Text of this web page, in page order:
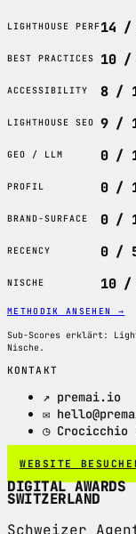
LIGHTHOUSE PERF14 /
BEST PRACTICES 10 /
ACCESSIBILITY 8 /
LIGHTHOUSE SEO 9 /
GEO / LLM 0 /
PROFIL 0 /
BRAND-SURFACE 0 /
RECENCY 0 /
NISCHE 10 /
METHODIK ANSEHEN →
Sub-Scores erklärt:
Nische.
KONTAKT
↗ premai.io
✉
◷ Crocicchio
WEBSITE
DIGITAL AWARDS
SWITZERLAND
Schweizer